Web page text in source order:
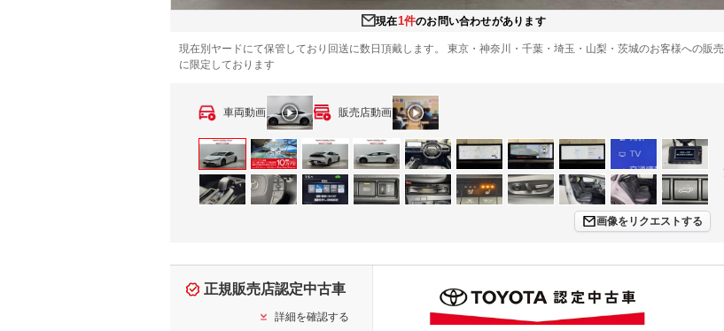
現在1件のお問い合わせがあります
現在別ヤードにて保管しており回送に数日頂戴します。 東京・神奈川・千葉・埼玉・山梨・茨城のお客様への販売
に限定しております
車両動画 販売店動画
画像をリクエストする
正規販売店認定中古車
詳細を確認する